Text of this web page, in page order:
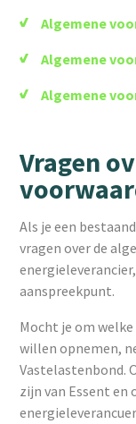
Algemene
Algemene
Algemene
Vragen
Als je een
vragen over de
aanspreekpunt.
Mocht je om
willen opnemen,
Vastelastenbond.
zijn van Essent en